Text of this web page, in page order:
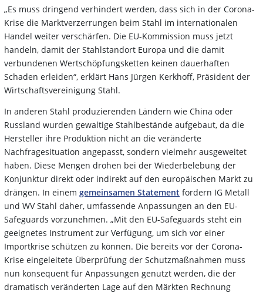
„Es muss dringend verhindert werden, dass sich in der Corona-
Krise die Marktverzerrungen beim Stahl im internationalen
Handel weiter verschärfen. Die EU-Kommission muss jetzt
handeln, damit der Stahlstandort Europa und die damit
verbundenen Wertschöpfungsketten keinen dauerhaften
Schaden erleiden“, erklärt Hans Jürgen Kerkhoff, Präsident der
Wirtschaftsvereinigung Stahl.
In anderen Stahl produzierenden Ländern wie China oder
Russland wurden gewaltige Stahlbestände aufgebaut, da die
Hersteller ihre Produktion nicht an die veränderte
Nachfragesituation angepasst, sondern vielmehr ausgeweitet
haben. Diese Mengen drohen bei der Wiederbelebung der
Konjunktur direkt oder indirekt auf den europäischen Markt zu
drängen. In einem gemeinsamen Statement fordern IG Metall
und WV Stahl daher, umfassende Anpassungen an den EU-
Safeguards vorzunehmen. „Mit den EU-Safeguards steht ein
geeignetes Instrument zur Verfügung, um sich vor einer
Importkrise schützen zu können. Die bereits vor der Corona-
Krise eingeleitete Überprüfung der Schutzmaßnahmen muss
nun konsequent für Anpassungen genutzt werden, die der
dramatisch veränderten Lage auf den Märkten Rechnung